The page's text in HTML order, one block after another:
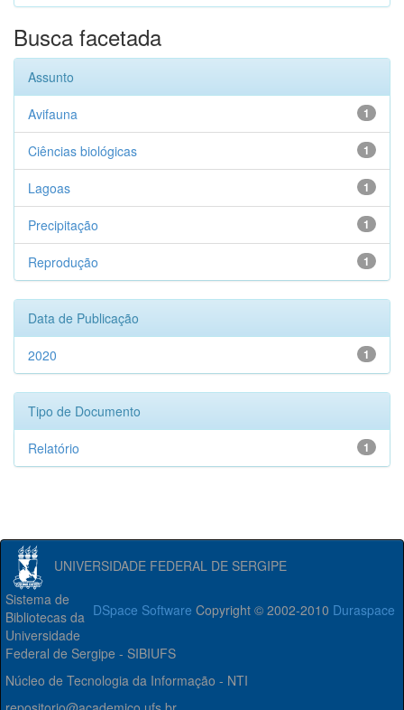
Busca facetada
Assunto
1
Avifauna
1
Ciências biológicas
1
Lagoas
1
Precipitação
1
Reprodução
Data de Publicação
1
2020
Tipo de Documento
1
Relatório
UNIVERSIDADE FEDERAL DE SERGIPE
DSpace Software Copyright © 2002-2010 Duraspace
Sistema de
Bibliotecas da
Universidade
Federal de Sergipe - SIBIUFS
Núcleo de Tecnologia da Informação - NTI